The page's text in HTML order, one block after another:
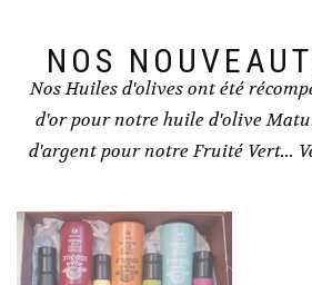
NOS
Nos Huiles d'olives ont été
d'or pour notre huile d'olive
d'argent pour notre Fruité Vert...